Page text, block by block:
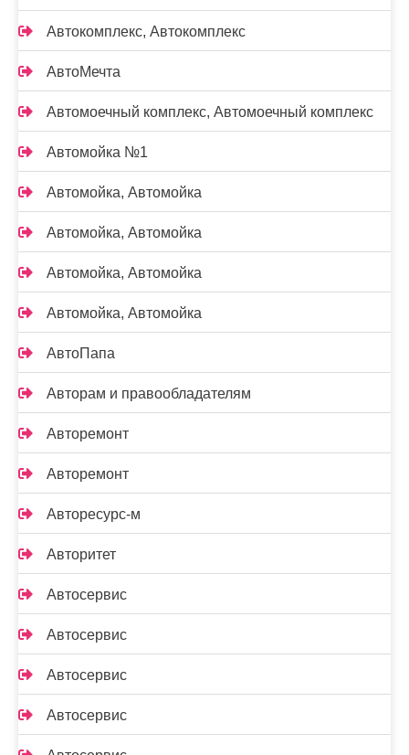
Автокомплекс, Автокомплекс
АвтоМечта
Автомоечный комплекс, Автомоечный комплекс
Автомойка №1
Автомойка, Автомойка
Автомойка, Автомойка
Автомойка, Автомойка
Автомойка, Автомойка
АвтоПапа
Авторам и правообладателям
Авторемонт
Авторемонт
Авторесурс-м
Авторитет
Автосервис
Автосервис
Автосервис
Автосервис